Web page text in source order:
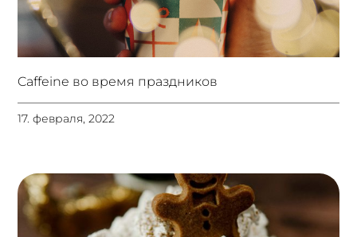
Caffeine во время праздников
17. февраля, 2022